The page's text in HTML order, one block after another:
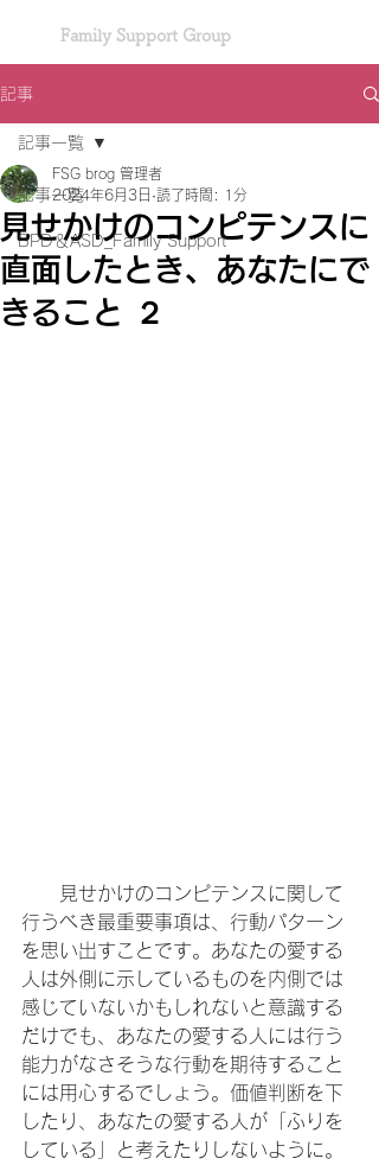
Family Support Group
記事
記事一覧
BPD＆ASD_Family Support
記事一覧
見せかけのコンピテンスに
直面したとき、あなたにで
きること ２
FSG brog 管理者
2024年6月3日 読了時間: 1分
見せかけのコンピテンスに関して
行うべき最重要事項は、行動パターン
を思い出すことです。あなたの愛する
人は外側に示しているものを内側では
感じていないかもしれないと意識する
だけでも、あなたの愛する人には行う
能力がなさそうな行動を期待すること
には用心するでしょう。価値判断を下
したり、あなたの愛する人が「ふりを
している」と考えたりしないように。